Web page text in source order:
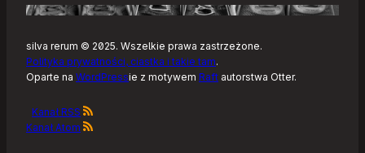
silva rerum © 2025. Wszelkie prawa zastrzeżone.
Polityka prywatności, ciastka i takie tam.
Oparte na WordPressie z motywem Raft autorstwa Otter.
Kanał RSS
Kanał Atom